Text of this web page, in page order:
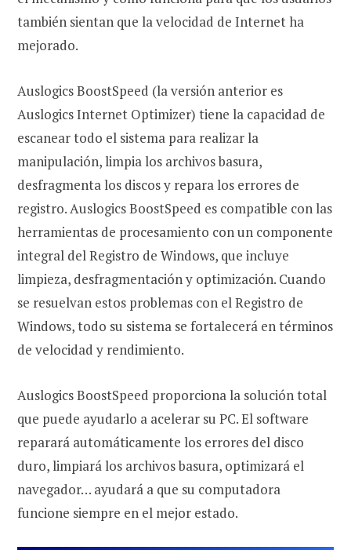
también sientan que la velocidad de Internet ha
mejorado.
Auslogics BoostSpeed ​​(la versión anterior es
Auslogics Internet Optimizer) tiene la capacidad de
escanear todo el sistema para realizar la
manipulación, limpia los archivos basura,
desfragmenta los discos y repara los errores de
registro. Auslogics BoostSpeed ​​es compatible con las
herramientas de procesamiento con un componente
integral del Registro de Windows, que incluye
limpieza, desfragmentación y optimización. Cuando
se resuelvan estos problemas con el Registro de
Windows, todo su sistema se fortalecerá en términos
de velocidad y rendimiento.
Auslogics BoostSpeed ​​proporciona la solución total
que puede ayudarlo a acelerar su PC. El software
reparará automáticamente los errores del disco
duro, limpiará los archivos basura, optimizará el
navegador… ayudará a que su computadora
funcione siempre en el mejor estado.